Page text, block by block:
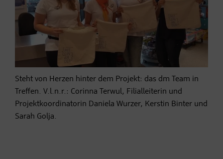
Steht von Herzen hinter dem Projekt: das dm Team in
Treffen. V.l.n.r.: Corinna Terwul, Filialleiterin und
Projektkoordinatorin Daniela Wurzer, Kerstin Binter und
Sarah Golja.